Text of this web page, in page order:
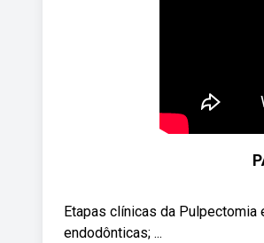
Etapas clínicas da Pulpectomia
endodônticas; ...